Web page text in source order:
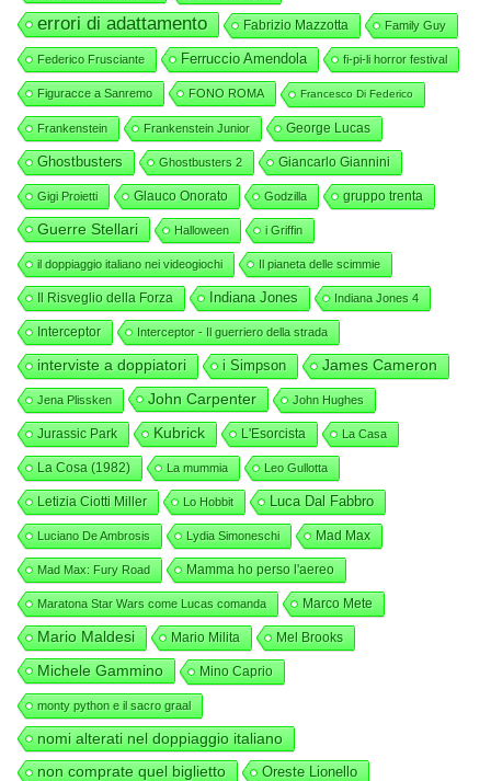
errori di adattamento Fabrizio Mazzotta Family Guy
Federico Frusciante Ferruccio Amendola fi-pi-li horror festival
Figuracce a Sanremo FONO ROMA Francesco Di Federico
Frankenstein Frankenstein Junior George Lucas
Ghostbusters Ghostbusters 2 Giancarlo Giannini
Gigi Proietti Glauco Onorato Godzilla gruppo trenta
Guerre Stellari Halloween i Griffin
il doppiaggio italiano nei videogiochi Il pianeta delle scimmie
Il Risveglio della Forza Indiana Jones Indiana Jones 4
Interceptor Interceptor - Il guerriero della strada
interviste a doppiatori i Simpson James Cameron
Jena Plissken John Carpenter John Hughes
Jurassic Park Kubrick L'Esorcista La Casa
La Cosa (1982) La mummia Leo Gullotta
Letizia Ciotti Miller Lo Hobbit Luca Dal Fabbro
Luciano De Ambrosis Lydia Simoneschi Mad Max
Mad Max: Fury Road Mamma ho perso l'aereo
Maratona Star Wars come Lucas comanda Marco Mete
Mario Maldesi Mario Milita Mel Brooks
Michele Gammino Mino Caprio
monty python e il sacro graal
nomi alterati nel doppiaggio italiano
non comprate quel biglietto Oreste Lionello